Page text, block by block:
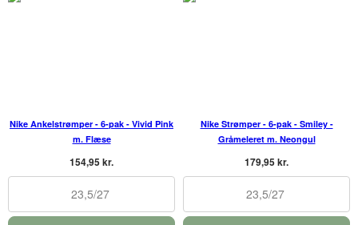
Nike Ankelstrømper - 6-pak - Vivid Pink
m. Flæse
154,95 kr.
23,5/27
Nike Strømper - 6-pak - Smiley -
Gråmeleret m. Neongul
179,95 kr.
23,5/27